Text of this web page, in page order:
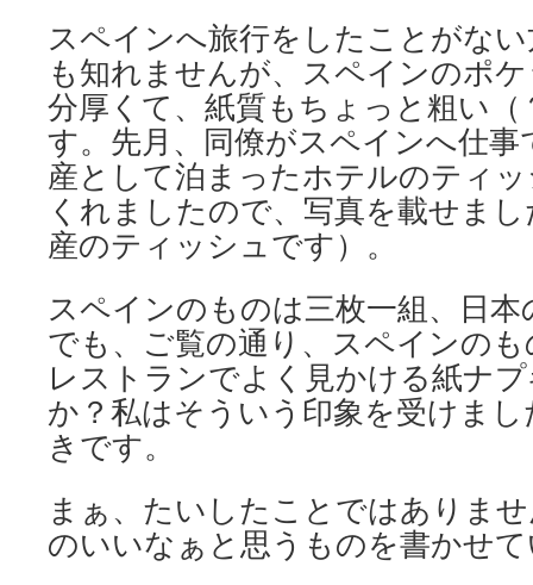
スペインへ旅行をしたことがな
も知れませんが、スペインのポ
分厚くて、紙質もちょっと粗い
す。先月、同僚がスペインへ仕
産として泊まったホテルのティ
くれましたので、写真を載せま
産のティッシュです）。
スペインのものは三枚一組、日
でも、ご覧の通り、スペインの
レストランでよく見かける紙ナ
か？私はそういう印象を受けま
きです。
まぁ、たいしたことではありま
のいいなぁと思うものを書かせ